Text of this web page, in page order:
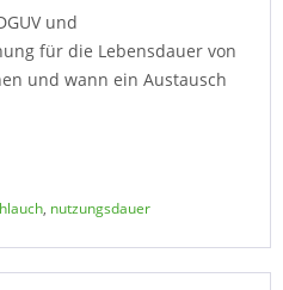
und
für die Lebensdauer von
und wann ein Austausch
, nutzungsdauer